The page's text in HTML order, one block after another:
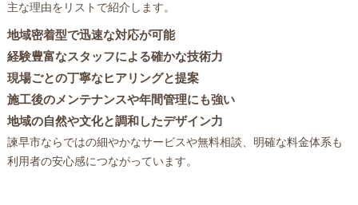
主な理由をリストで紹介します。
地域密着型で迅速な対応が可能
経験豊富なスタッフによる確かな技術力
現場ごとの丁寧なヒアリングと提案
施工後のメンテナンスや年間管理にも強い
地域の自然や文化と調和したデザイン力
諫早市ならではの細やかなサービスや無料相談、明確な料金体系も
利用者の安心感につながっています。